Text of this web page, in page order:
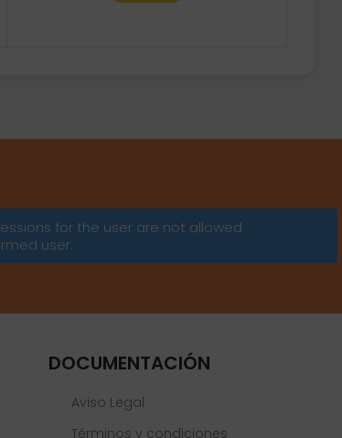
for the user are not allowed
user.
DOCUMENTACIÓN
Aviso Legal
Términos y condiciones